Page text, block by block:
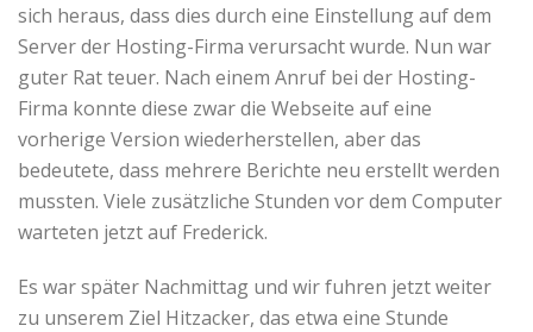
sich heraus, dass dies durch eine Einstellung auf dem
Server der Hosting-Firma verursacht wurde. Nun war
guter Rat teuer. Nach einem Anruf bei der Hosting-
Firma konnte diese zwar die Webseite auf eine
vorherige Version wiederherstellen, aber das
bedeutete, dass mehrere Berichte neu erstellt werden
mussten. Viele zusätzliche Stunden vor dem Computer
warteten jetzt auf Frederick.
Es war später Nachmittag und wir fuhren jetzt weiter
zu unserem Ziel Hitzacker, das etwa eine Stunde